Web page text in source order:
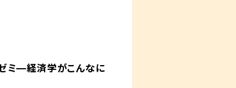
ミ—経済学がこんなに